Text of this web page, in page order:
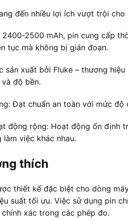
đến nhiều lợi ích vượt trội
2400-2500 mAh, pin cung cấp
tục mà không bị gián đoạn.
xuất bởi Fluke – thương
độ bền.
Đạt chuẩn an toàn với mức
động rộng: Hoạt động ổn định
việc khác nhau.
thích
thiết kế đặc biệt cho dòng
suất tối ưu. Việc sử dụng pin
xác trong các phép đo.